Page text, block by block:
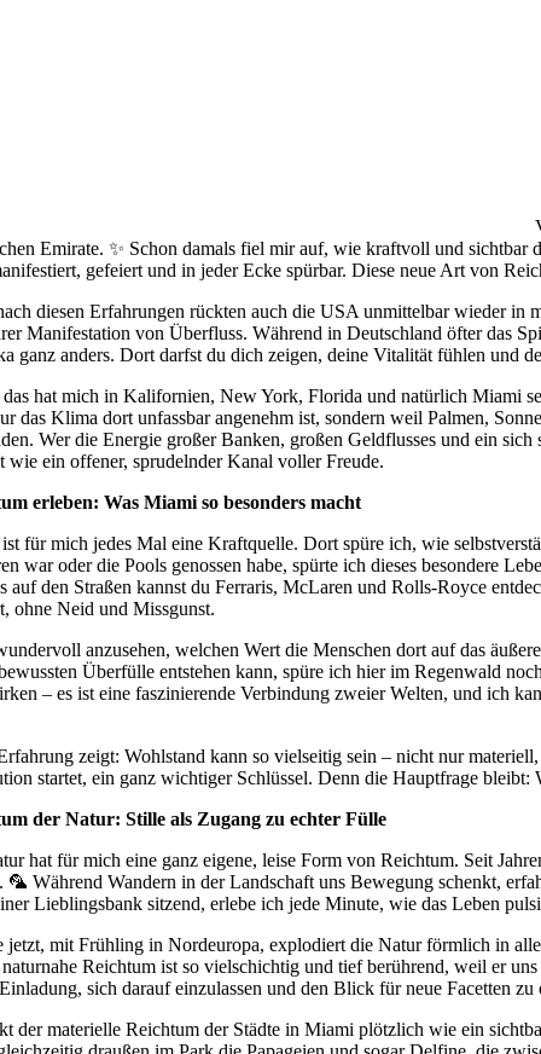
Emirate. ✨ Schon damals fiel mir auf, wie kraftvoll und
gefeiert und in jeder Ecke spürbar. Diese neue Art von
diesen Erfahrungen rückten auch die USA unmittelbar wieder
Manifestation von Überfluss. Während in Deutschland öfter das
ganz anders. Dort darfst du dich zeigen, deine Vitalität fühlen und
das hat mich in Kalifornien, New York, Florida und natürlich Miami
das Klima dort unfassbar angenehm ist, sondern weil Palmen,
Wer die Energie großer Banken, großen Geldflusses und ein
wie ein offener, sprudelnder Kanal voller Freude.
erleben: Was Miami so besonders macht
für mich jedes Mal eine Kraftquelle. Dort spüre ich, wie
war oder die Pools genossen habe, spürte ich dieses besondere
auf den Straßen kannst du Ferraris, McLaren und Rolls-Royce
ohne Neid und Missgunst.
anzusehen, welchen Wert die Menschen dort auf das
Überfülle entstehen kann, spüre ich hier im Regenwald
– es ist eine faszinierende Verbindung zweier Welten, und ich
zeigt: Wohlstand kann so vielseitig sein – nicht nur
startet, ein ganz wichtiger Schlüssel. Denn die Hauptfrage
der Natur: Stille als Zugang zu echter Fülle
hat für mich eine ganz eigene, leise Form von Reichtum. Seit
🦜 Während Wandern in der Landschaft uns Bewegung schenkt,
Lieblingsbank sitzend, erlebe ich jede Minute, wie das Leben
jetzt, mit Frühling in Nordeuropa, explodiert die Natur förmlich in
Reichtum ist so vielschichtig und tief berührend, weil er
sich darauf einzulassen und den Blick für neue Facetten zu
der materielle Reichtum der Städte in Miami plötzlich wie ein